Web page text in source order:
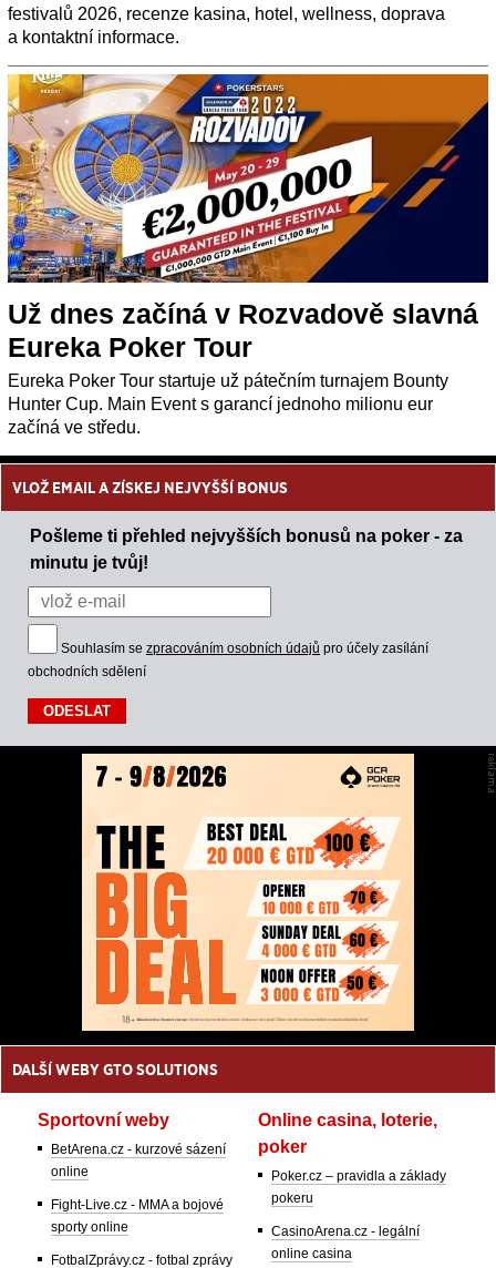
festivalů 2026, recenze kasina, hotel, wellness, doprava
a kontaktní informace.
Už dnes začíná v Rozvadově slavná
Eureka Poker Tour
Eureka Poker Tour startuje už pátečním turnajem Bounty
Hunter Cup. Main Event s garancí jednoho milionu eur
začíná ve středu.
VLOŽ EMAIL A ZÍSKEJ NEJVYŠŠÍ BONUS
Pošleme ti přehled nejvyšších bonusů na poker - za
minutu je tvůj!
Souhlasím se zpracováním osobních údajů pro účely zasílání
obchodních sdělení
DALŠÍ WEBY GTO SOLUTIONS
Sportovní weby
BetArena.cz - kurzové sázení
online
Fight-Live.cz - MMA a bojové
sporty online
FotbalZprávy.cz - fotbal zprávy
Online casina, loterie,
poker
Poker.cz – pravidla a základy
pokeru
CasinoArena.cz - legální
online casina